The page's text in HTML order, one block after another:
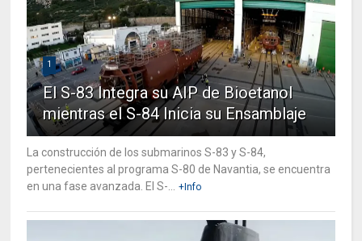
1
El S-83 Integra su AIP de Bioetanol
mientras el S-84 Inicia su Ensamblaje
La construcción de los submarinos S-83 y S-84,
pertenecientes al programa S-80 de Navantia, se encuentra
en una fase avanzada. El S-...
+Info